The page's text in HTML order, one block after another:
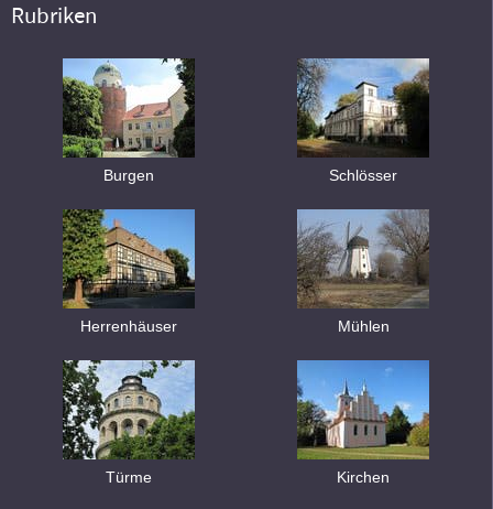
Rubriken
Burgen Schlösser
Herrenhäuser Mühlen
Türme Kirchen